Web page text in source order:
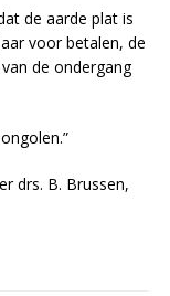
de aarde plat is
voor betalen, de
de ondergang
drs. B. Brussen,